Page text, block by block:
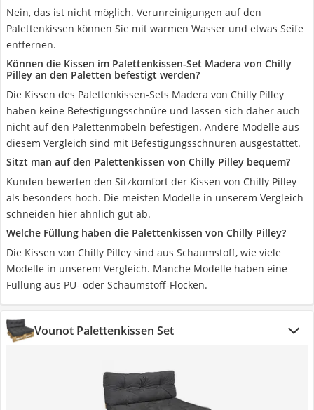
Nein, das ist nicht möglich. Verunreinigungen auf den
Palettenkissen können Sie mit warmen Wasser und etwas Seife
entfernen.
Können die Kissen im Palettenkissen-Set Madera von Chilly
Pilley an den Paletten befestigt werden?
Die Kissen des Palettenkissen-Sets Madera von Chilly Pilley
haben keine Befestigungsschnüre und lassen sich daher auch
nicht auf den Palettenmöbeln befestigen. Andere Modelle aus
diesem Vergleich sind mit Befestigungsschnüren ausgestattet.
Sitzt man auf den Palettenkissen von Chilly Pilley bequem?
Kunden bewerten den Sitzkomfort der Kissen von Chilly Pilley
als besonders hoch. Die meisten Modelle in unserem Vergleich
schneiden hier ähnlich gut ab.
Welche Füllung haben die Palettenkissen von Chilly Pilley?
Die Kissen von Chilly Pilley sind aus Schaumstoff, wie viele
Modelle in unserem Vergleich. Manche Modelle haben eine
Füllung aus PU- oder Schaumstoff-Flocken.
Vounot Palettenkissen Set